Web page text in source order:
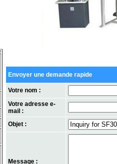
Envoyer une demande rapide
Votre nom :
Votre adresse e-
mail :
Objet :
Message :